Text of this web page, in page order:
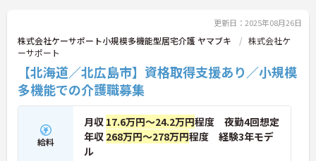
更新日：2025年08月26日
株式会社ケーサポート小規模多機能型居宅介護 ヤマブキ
株式会社ケ
ーサポート
【北海道／北広島市】資格取得支援あり／小規模
多機能での介護職募集
給料
月収 17.6万円～24.2万円程度 夜勤4回想定
年収 268万円～278万円程度 経験3年モデ
ル